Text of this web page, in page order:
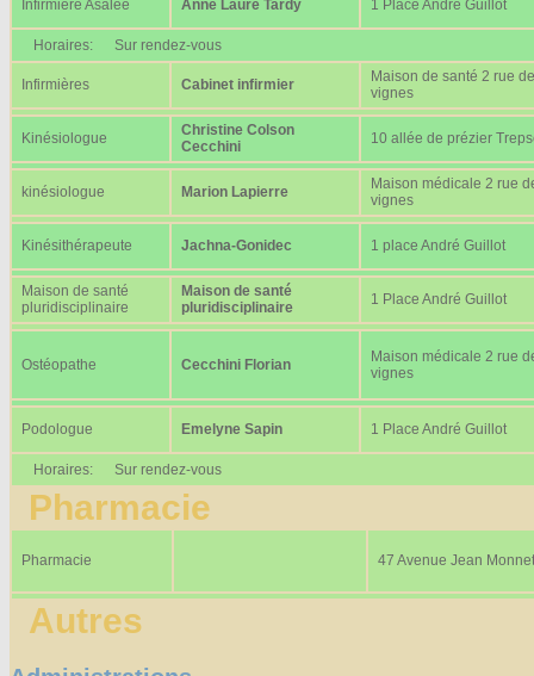
Infirmière Asalée Anne Laure Tardy 1 Place André Guillot
Horaires: Sur rendez-vous
Infirmières Cabinet infirmier
Maison de santé 2 rue
vignes
Kinésiologue
Christine Colson
Cecchini
10 allée de prézier
kinésiologue Marion Lapierre
Maison médicale 2 rue
vignes
Kinésithérapeute Jachna-Gonidec 1 place André Guillot
Maison de santé
pluridisciplinaire
Maison de santé
pluridisciplinaire
1 Place André Guillot
Ostéopathe Cecchini Florian
Maison médicale 2 rue
vignes
Podologue Emelyne Sapin 1 Place André Guillot
Horaires: Sur rendez-vous
Pharmacie
Pharmacie 47 Avenue Jean Monnet
Autres